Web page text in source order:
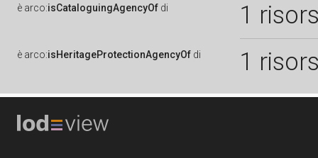
è arco:isCataloguingAgencyOf di 1
è arco:isHeritageProtectionAgencyOf di 1